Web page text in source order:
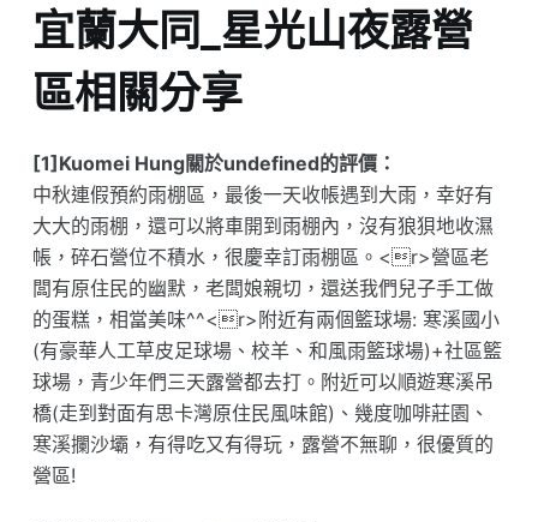
宜蘭大同_星光山夜露營
區相關分享
[1]Kuomei Hung關於undefined的評價：
中秋連假預約雨棚區，最後一天收帳遇到大雨，幸好有
大大的雨棚，還可以將車開到雨棚內，沒有狼狽地收濕
帳，碎石營位不積水，很慶幸訂雨棚區。<r>營區老
闆有原住民的幽默，老闆娘親切，還送我們兒子手工做
的蛋糕，相當美味^^<r>附近有兩個籃球場: 寒溪國小
(有豪華人工草皮足球場、校羊、和風雨籃球場)+社區籃
球場，青少年們三天露營都去打。附近可以順遊寒溪吊
橋(走到對面有思卡灣原住民風味館)、幾度咖啡莊園、
寒溪攔沙壩，有得吃又有得玩，露營不無聊，很優質的
營區!